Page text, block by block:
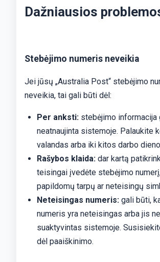
Dažniausios
Stebėjimo numeris neveikia
Jei jūsų „Australia Post“ stebėjimo
neveikia, tai gali būti dėl:
Per anksti: stebėjimo informacija
neatnaujinta sistemoje. Palaukite
valandas arba iki kitos darbo
Rašybos klaida: dar kartą
teisingai įvedėte stebėjimo
papildomų tarpų ar neteisingų
Neteisingas numeris: gali būti,
numeris yra neteisingas arba jis
suaktyvintas sistemoje.
dėl paaiškinimo.